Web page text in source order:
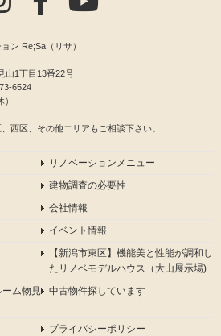
ン Re;Sa（リサ）
山1丁目13番22号
6524
西区、その他エリアもご相談下さい。
リノベーションメニュー
建物調査の必要性
会社情報
イベント情報
【新潟市東区】機能美と性能が調和し
たリノベモデルハウス（大山展示場)
ーム物見
中古物件探しています
プライバシーポリシー